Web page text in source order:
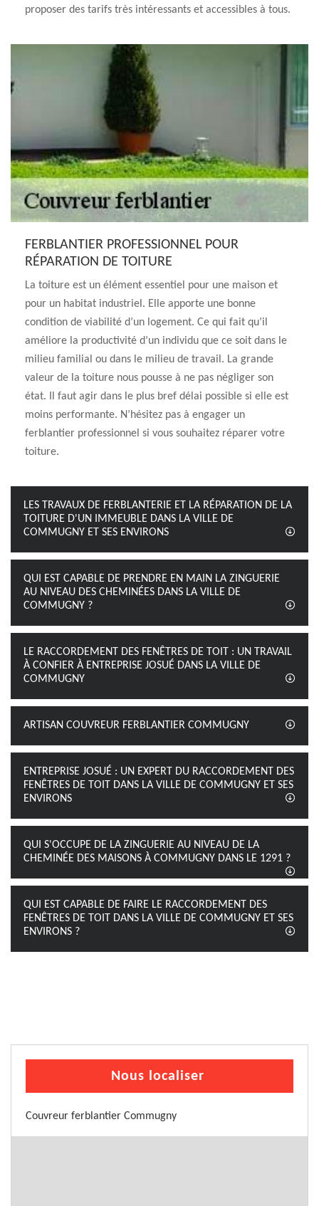
proposer des tarifs très intéressants et accessibles à tous.
FERBLANTIER PROFESSIONNEL POUR
RÉPARATION DE TOITURE
La toiture est un élément essentiel pour une maison et
pour un habitat industriel. Elle apporte une bonne
condition de viabilité d’un logement. Ce qui fait qu’il
améliore la productivité d’un individu que ce soit dans le
milieu familial ou dans le milieu de travail. La grande
valeur de la toiture nous pousse à ne pas négliger son
état. Il faut agir dans le plus bref délai possible si elle est
moins performante. N’hésitez pas à engager un
ferblantier professionnel si vous souhaitez réparer votre
toiture.
LES TRAVAUX DE FERBLANTERIE ET LA RÉPARATION DE LA
TOITURE D'UN IMMEUBLE DANS LA VILLE DE
COMMUGNY ET SES ENVIRONS
QUI EST CAPABLE DE PRENDRE EN MAIN LA ZINGUERIE
AU NIVEAU DES CHEMINÉES DANS LA VILLE DE
COMMUGNY ?
LE RACCORDEMENT DES FENÊTRES DE TOIT : UN TRAVAIL
À CONFIER À ENTREPRISE JOSUÉ DANS LA VILLE DE
COMMUGNY
ARTISAN COUVREUR FERBLANTIER COMMUGNY
ENTREPRISE JOSUÉ : UN EXPERT DU RACCORDEMENT DES
FENÊTRES DE TOIT DANS LA VILLE DE COMMUGNY ET SES
ENVIRONS
QUI S'OCCUPE DE LA ZINGUERIE AU NIVEAU DE LA
CHEMINÉE DES MAISONS À COMMUGNY DANS LE 1291 ?
QUI EST CAPABLE DE FAIRE LE RACCORDEMENT DES
FENÊTRES DE TOIT DANS LA VILLE DE COMMUGNY ET SES
ENVIRONS ?
Nous localiser
Couvreur ferblantier Commugny